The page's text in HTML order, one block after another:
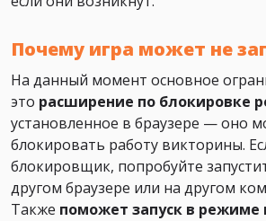
Почему игра может не
На данный момент основное
это расширение по блокировке
установленное в браузере — оно
блокировать работу викторины.
блокировщик, попробуйте
другом браузере или на другом
Также поможет запуск в режиме